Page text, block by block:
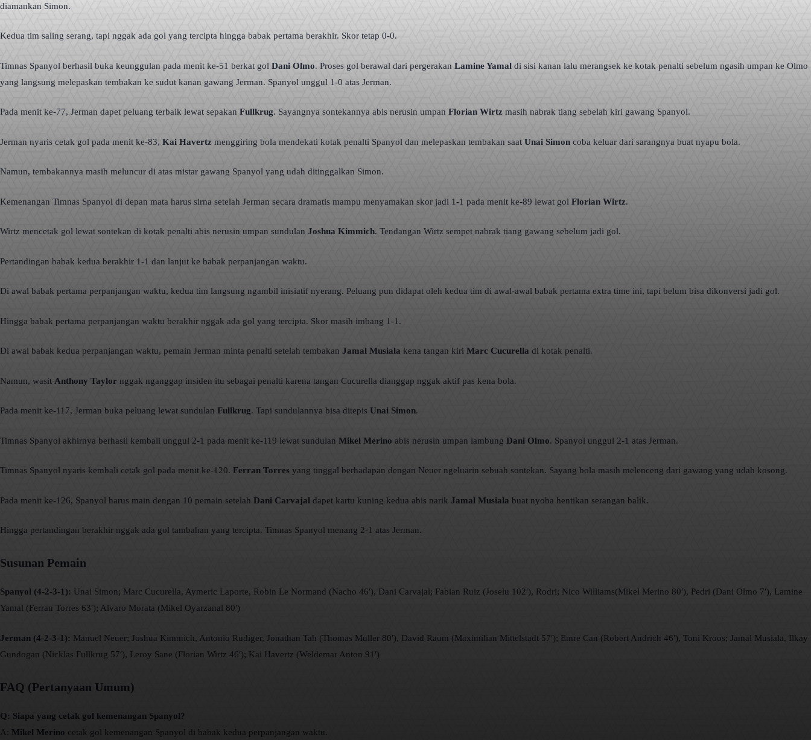
diamankan Simon.
Kedua tim saling serang, tapi nggak ada gol yang tercipta hingga babak pertama berakhir. Skor tetap 0-0.
Timnas Spanyol berhasil buka keunggulan pada menit ke-51 berkat gol Dani Olmo. Proses gol berawal dari pergerakan Lamine Yamal di sisi kanan lalu merangsek ke kotak penalti sebelum ngasih umpan ke Olmo
yang langsung melepaskan tembakan ke sudut kanan gawang Jerman. Spanyol unggul 1-0 atas Jerman.
Pada menit ke-77, Jerman dapet peluang terbaik lewat sepakan Fullkrug. Sayangnya sontekannya abis nerusin umpan Florian Wirtz masih nabrak tiang sebelah kiri gawang Spanyol.
Jerman nyaris cetak gol pada menit ke-83, Kai Havertz menggiring bola mendekati kotak penalti Spanyol dan melepaskan tembakan saat Unai Simon coba keluar dari sarangnya buat nyapu bola.
Namun, tembakannya masih meluncur di atas mistar gawang Spanyol yang udah ditinggalkan Simon.
Kemenangan Timnas Spanyol di depan mata harus sirna setelah Jerman secara dramatis mampu menyamakan skor jadi 1-1 pada menit ke-89 lewat gol Florian Wirtz.
Wirtz mencetak gol lewat sontekan di kotak penalti abis nerusin umpan sundulan Joshua Kimmich. Tendangan Wirtz sempet nabrak tiang gawang sebelum jadi gol.
Pertandingan babak kedua berakhir 1-1 dan lanjut ke babak perpanjangan waktu.
Di awal babak pertama perpanjangan waktu, kedua tim langsung ngambil inisiatif nyerang. Peluang pun didapat oleh kedua tim di awal-awal babak pertama extra time ini, tapi belum bisa dikonversi jadi gol.
Hingga babak pertama perpanjangan waktu berakhir nggak ada gol yang tercipta. Skor masih imbang 1-1.
Di awal babak kedua perpanjangan waktu, pemain Jerman minta penalti setelah tembakan Jamal Musiala kena tangan kiri Marc Cucurella di kotak penalti.
Namun, wasit Anthony Taylor nggak nganggap insiden itu sebagai penalti karena tangan Cucurella dianggap nggak aktif pas kena bola.
Pada menit ke-117, Jerman buka peluang lewat sundulan Fullkrug. Tapi sundulannya bisa ditepis Unai Simon.
Timnas Spanyol akhirnya berhasil kembali unggul 2-1 pada menit ke-119 lewat sundulan Mikel Merino abis nerusin umpan lambung Dani Olmo. Spanyol unggul 2-1 atas Jerman.
Timnas Spanyol nyaris kembali cetak gol pada menit ke-120. Ferran Torres yang tinggal berhadapan dengan Neuer ngeluarin sebuah sontekan. Sayang bola masih melenceng dari gawang yang udah kosong.
Pada menit ke-126, Spanyol harus main dengan 10 pemain setelah Dani Carvajal dapet kartu kuning kedua abis narik Jamal Musiala buat nyoba hentikan serangan balik.
Hingga pertandingan berakhir nggak ada gol tambahan yang tercipta. Timnas Spanyol menang 2-1 atas Jerman.
Susunan Pemain
Spanyol (4-2-3-1): Unai Simon; Marc Cucurella, Aymeric Laporte, Robin Le Normand (Nacho 46′), Dani Carvajal; Fabian Ruiz (Joselu 102′), Rodri; Nico Williams(Mikel Merino 80′), Pedri (Dani Olmo 7′), Lamine
Yamal (Ferran Torres 63′); Alvaro Morata (Mikel Oyarzanal 80′)
Jerman (4-2-3-1): Manuel Neuer; Joshua Kimmich, Antonio Rudiger, Jonathan Tah (Thomas Muller 80′), David Raum (Maximilian Mittelstadt 57′); Emre Can (Robert Andrich 46′), Toni Kroos; Jamal Musiala, Ilkay
Gundogan (Nicklas Fullkrug 57′), Leroy Sane (Florian Wirtz 46′); Kai Havertz (Weldemar Anton 91′)
FAQ (Pertanyaan Umum)
Q: Siapa yang cetak gol kemenangan Spanyol?
A: Mikel Merino cetak gol kemenangan Spanyol di babak kedua perpanjangan waktu.